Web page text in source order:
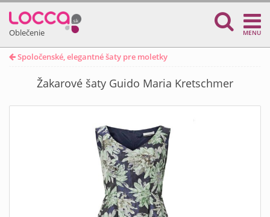
Oblečenie MENU
Spoločenské, elegantné šaty pre moletky
Žakarové šaty Guido Maria Kretschmer